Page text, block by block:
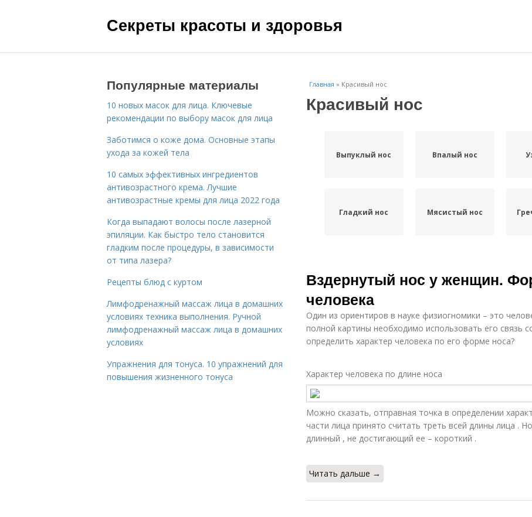
Секреты красоты и здоровья
Главная » Красивый нос
Красивый нос
Выпуклый нос Впалый нос
Гладкий нос Мясистый нос
Длинный нос Небесный нос
Никсоновский
Вздернутый нос у женщин.
человека
Один из ориентиров в науке физиогномики – это
полной картины необходимо использовать его связь
определить характер человека по его форме носа?
Характер человека по длине носа
Можно сказать, отправная точка в определении
части лица принято считать треть всей длины лица .
длинный , не достигающий ее – короткий .
Читать дальше →
Популярные материалы
10 новых масок для лица. Ключевые
рекомендации по выбору масок для лица
Заботимся о коже дома. Основные этапы
ухода за кожей тела
10 самых эффективных ингредиентов
антивозрастного крема. Лучшие
антивозрастные кремы для лица 2022 года
Когда выпадают волосы после лазерной
эпиляции. Как быстро тело становится
гладким после процедуры, в зависимости
от типа лазера?
Рецепты блюд с куртом
Лимфодренажный массаж лица в домашних
условиях техника выполнения. Ручной
лимфодренажный массаж лица в домашних
условиях
Упражнения для тонуса. 10 упражнений для
повышения жизненного тонуса